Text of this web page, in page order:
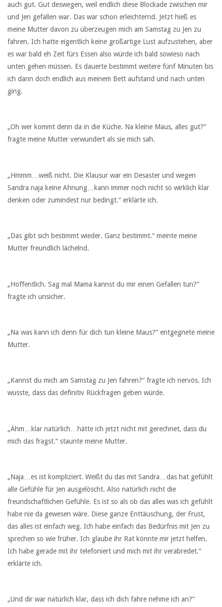
auch gut. Gut deswegen, weil endlich diese Blockade zwischen mir
und Jen gefallen war. Das war schon erleichternd. Jetzt hieß es
meine Mutter davon zu überzeugen mich am Samstag zu Jen zu
fahren. Ich hatte eigentlich keine großartige Lust aufzustehen, aber
es war bald eh Zeit fürs Essen also würde ich bald sowieso nach
unten gehen müssen. Es dauerte bestimmt weitere fünf Minuten bis
ich dann doch endlich aus meinem Bett aufstand und nach unten
ging.
„Oh wer kommt denn da in die Küche. Na kleine Maus, alles gut?“
fragte meine Mutter verwundert als sie mich sah.
„Hmmm…weiß nicht. Die Klausur war ein Desaster und wegen
Sandra naja keine Ahnung…kann immer noch nicht so wirklich klar
denken oder zumindest nur bedingt.“ erklärte ich.
„Das gibt sich bestimmt wieder. Ganz bestimmt.“ meinte meine
Mutter freundlich lächelnd.
„Hoffentlich. Sag mal Mama kannst du mir einen Gefallen tun?“
fragte ich unsicher.
„Na was kann ich denn für dich tun kleine Maus?“ entgegnete meine
Mutter.
„Kannst du mich am Samstag zu Jen fahren?“ fragte ich nervös. Ich
wusste, dass das definitiv Rückfragen geben würde.
„Ähm…klar natürlich…hätte ich jetzt nicht mit gerechnet, dass du
mich das fragst.“ staunte meine Mutter.
„Naja…es ist kompliziert. Weißt du das mit Sandra…das hat gefühlt
alle Gefühle für Jen ausgelöscht. Also natürlich nicht die
freundschaftlichen Gefühle. Es ist so als ob das alles was ich gefühlt
habe nie da gewesen wäre. Diese ganze Enttäuschung, der Frust,
das alles ist einfach weg. Ich habe einfach das Bedürfnis mit Jen zu
sprechen so wie früher. Ich glaube ihr Rat könnte mir jetzt helfen.
Ich habe gerade mit ihr telefoniert und mich mit ihr verabredet.“
erklärte ich.
„Und dir war natürlich klar, dass ich dich fahre nehme ich an?“